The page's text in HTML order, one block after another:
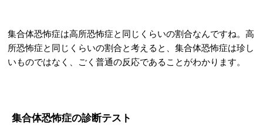
集合体恐怖症は高所恐怖症と同じくらいの割合なんですね。高
所恐怖症と同じくらいの割合と考えると、集合体恐怖症は珍し
いものではなく、ごく普通の反応であることがわかります。
集合体恐怖症の診断テスト